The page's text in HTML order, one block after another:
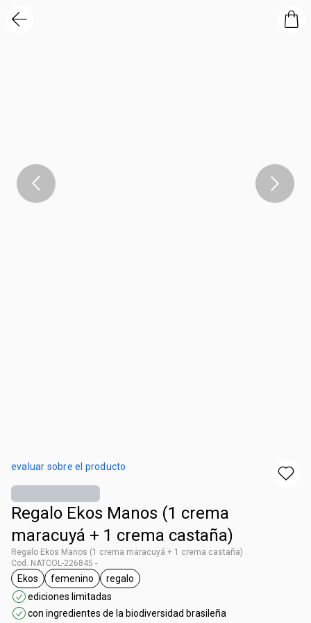
evaluar sobre el producto
Regalo Ekos Manos (1 crema
maracuyá + 1 crema castaña)
Regalo Ekos Manos (1 crema maracuyá + 1 crema castaña)
Cod. NATCOL-226845 -
general.tag Ekos
Ekos
general.tag femenino
femenino
general.tag regalo
regalo
ediciones limitadas
con ingredientes de la biodiversidad brasileña